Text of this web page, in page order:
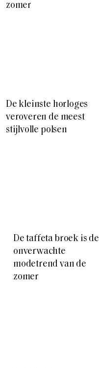
zomer
De kleinste horloges
veroveren de meest
stijlvolle polsen
De taffeta broek is de
onverwachte
modetrend van de
zomer